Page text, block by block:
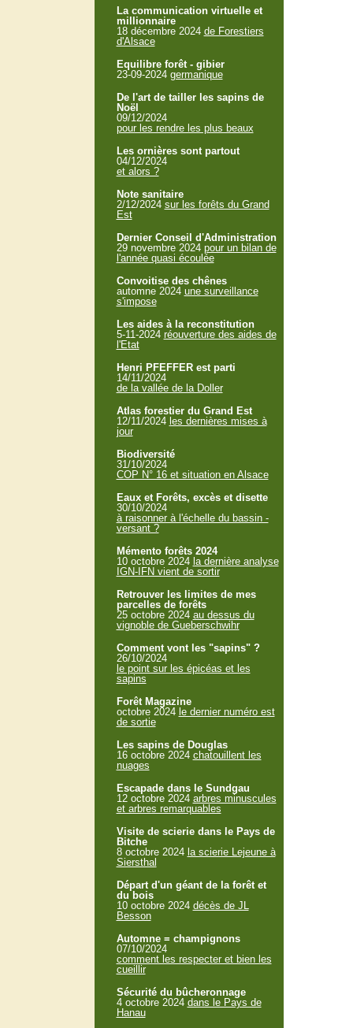
La communication virtuelle et
millionnaire
18 décembre 2024 de Forestiers
d'Alsace
Equilibre forêt - gibier
23-09-2024 germanique
De l'art de tailler les sapins de
Noël
09/12/2024
pour les rendre les plus beaux
Les ornières sont partout
04/12/2024
et alors ?
Note sanitaire
2/12/2024 sur les forêts du Grand
Est
Dernier Conseil d'Administration
29 novembre 2024 pour un bilan de
l'année quasi écoulée
Convoitise des chênes
automne 2024 une surveillance
s'impose
Les aides à la reconstitution
5-11-2024 réouverture des aides de
l'Etat
Henri PFEFFER est parti
14/11/2024
de la vallée de la Doller
Atlas forestier du Grand Est
12/11/2024 les dernières mises à
jour
Biodiversité
31/10/2024
COP N° 16 et situation en Alsace
Eaux et Forêts, excès et disette
30/10/2024
à raisonner à l'échelle du bassin -
versant ?
Mémento forêts 2024
10 octobre 2024 la dernière analyse
IGN-IFN vient de sortir
Retrouver les limites de mes
parcelles de forêts
25 octobre 2024 au dessus du
vignoble de Gueberschwihr
Comment vont les "sapins" ?
26/10/2024
le point sur les épicéas et les
sapins
Forêt Magazine
octobre 2024 le dernier numéro est
de sortie
Les sapins de Douglas
16 octobre 2024 chatouillent les
nuages
Escapade dans le Sundgau
12 octobre 2024 arbres minuscules
et arbres remarquables
Visite de scierie dans le Pays de
Bitche
8 octobre 2024 la scierie Lejeune à
Siersthal
Départ d'un géant de la forêt et
du bois
10 octobre 2024 décès de JL
Besson
Automne = champignons
07/10/2024
comment les respecter et bien les
cueillir
Sécurité du bûcheronnage
4 octobre 2024 dans le Pays de
Hanau